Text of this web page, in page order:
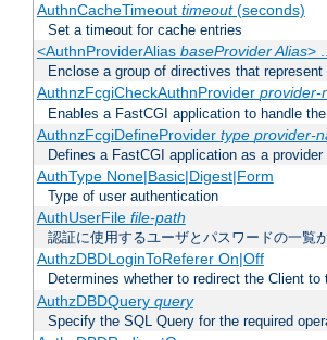
AuthnCacheTimeout timeout(seconds)
Set a timeout for cache entries
<AuthnProviderAlias baseProvider Alias>
Enclose a group of directives that
AuthnzFcgiCheckAuthnProvider provider-
Enables a FastCGI application to handle
AuthnzFcgiDefineProvider type provider-
Defines a FastCGI application as a
AuthType None|Basic|Digest|Form
Type of user authentication
AuthUserFile file-path
認証に使用するユーザとパスワードの一覧
AuthzDBDLoginToReferer On|Off
Determines whether to redirect the Client
AuthzDBDQuery query
Specify the SQL Query for the required